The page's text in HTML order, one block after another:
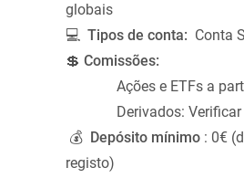
globais
💻 Tipos de conta: Conta
💲 Comissões:
Ações e ETFs a
Derivados:
💰 Depósito mínimo : 0€
registo)